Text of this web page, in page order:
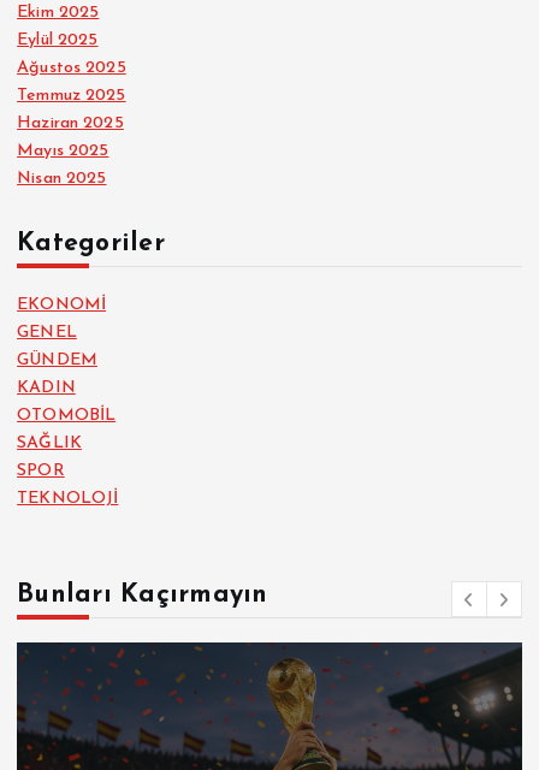
Ekim 2025
Eylül 2025
Ağustos 2025
Temmuz 2025
Haziran 2025
Mayıs 2025
Nisan 2025
Kategoriler
EKONOMİ
GENEL
GÜNDEM
KADIN
OTOMOBİL
SAĞLIK
SPOR
TEKNOLOJİ
Bunları Kaçırmayın